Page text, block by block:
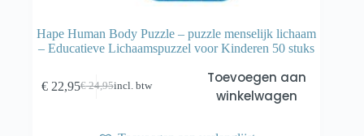
Hape Human Body Puzzle – puzzle menselijk lichaam
– Educatieve Lichaamspuzzel voor Kinderen 50 stuks
€24,95
Oorspronkelijke
€22,95Huidigeincl. btw
Toevoegen aan
winkelwagen